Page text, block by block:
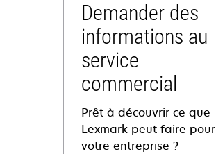
Demander des
informations au
service
commercial
Prêt à découvrir ce que
Lexmark peut faire pour
votre entreprise ?